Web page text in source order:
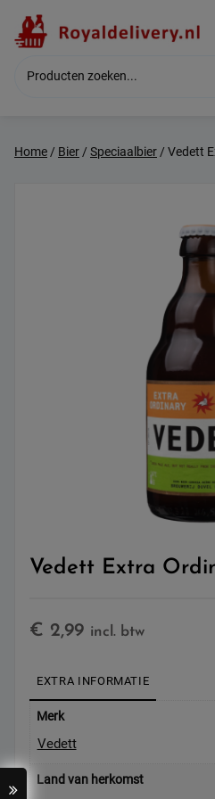
content
Home/ Bier/ Speciaalbier/ Vedett
Vedett Extra
€ 2,99 incl. btw
EXTRA INFORMATIE
Merk
Vedett
Land van herkomst